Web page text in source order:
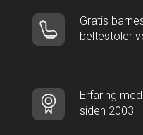
Gratis
beltestoler
Erfaring
siden 2003